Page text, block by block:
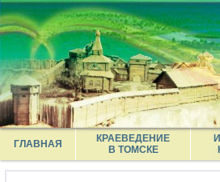
ГЛАВНАЯ
КРАЕВЕДЕНИЕ
В ТОМСКЕ